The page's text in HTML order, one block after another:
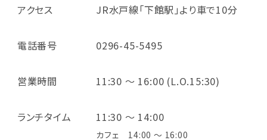
アクセス JR水戸線「下館駅」より車で10分
電話番号 0296-45-5495
営業時間 11:30 ～ 16:00 (L.O.15:30)
ランチタイム 11:30 ～ 14:00
カフェ 14:00 ～ 16:00